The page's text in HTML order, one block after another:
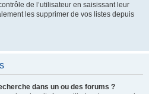
de l’utilisateur en saisissant leur
les supprimer de vos listes depuis
dans un ou des forums ?